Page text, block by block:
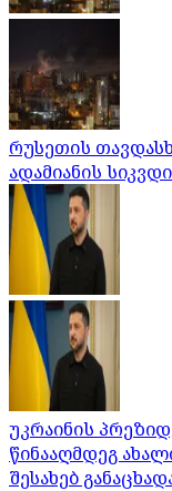
რუსეთის
ადამიანის
უკრაინის
წინააღმდეგ
შესახებ